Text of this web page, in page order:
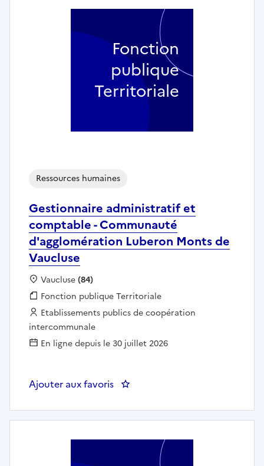
Gestionnaire administratif et
comptable - Communauté
d'agglomération Luberon Monts de
Vaucluse
Ressources humaines
Localisation :
Vaucluse(84)
Fonction publique :
Fonction publique Territoriale
Employeur :
Etablissements publics de coopération
intercommunale
En ligne depuis le 30 juillet 2026
Ajouter aux favoris : Gestionnaire administratif et
Fonction
publique
Territoriale